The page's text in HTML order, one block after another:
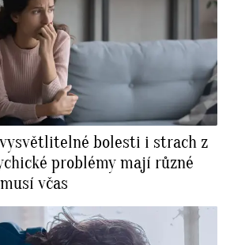
bolesti i strach z
problémy mají různé
včas